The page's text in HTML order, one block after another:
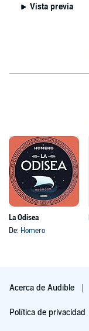
Vista previa
La Odisea
De: Homero
Acerca de Audible
Política de privacidad